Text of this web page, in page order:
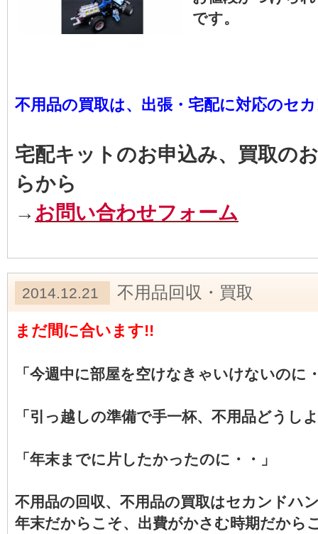
です。
不用品の買取は、出張・宅配に対応のセ
宅配キットのお申込み、買取の
らから
→ お問い合わせフォーム
2014.12.21 不用品回収・買取
まだ間に合います!!
「今週中に部屋を空けなきゃいけないのに
「引っ越しの準備で手一杯、不用品どうし
「年末までに片したかったのに・・」
不用品の回収、不用品の買取はセカンドハ
年末だからこそ、出費がかさむ時期だから